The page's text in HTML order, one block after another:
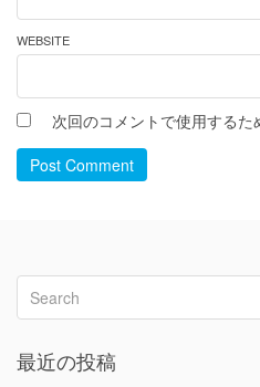
WEBSITE
次回のコメントで使用する
Post Comment
最近の投稿